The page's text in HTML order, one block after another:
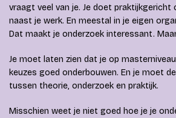
vraagt veel van je. Je doet praktijkgericht
naast je werk. En meestal in je eigen
Dat maakt je onderzoek interessant.
Je moet laten zien dat je op
keuzes goed onderbouwen. En je moet
tussen theorie, onderzoek en praktijk.
Misschien weet je niet goed hoe je je